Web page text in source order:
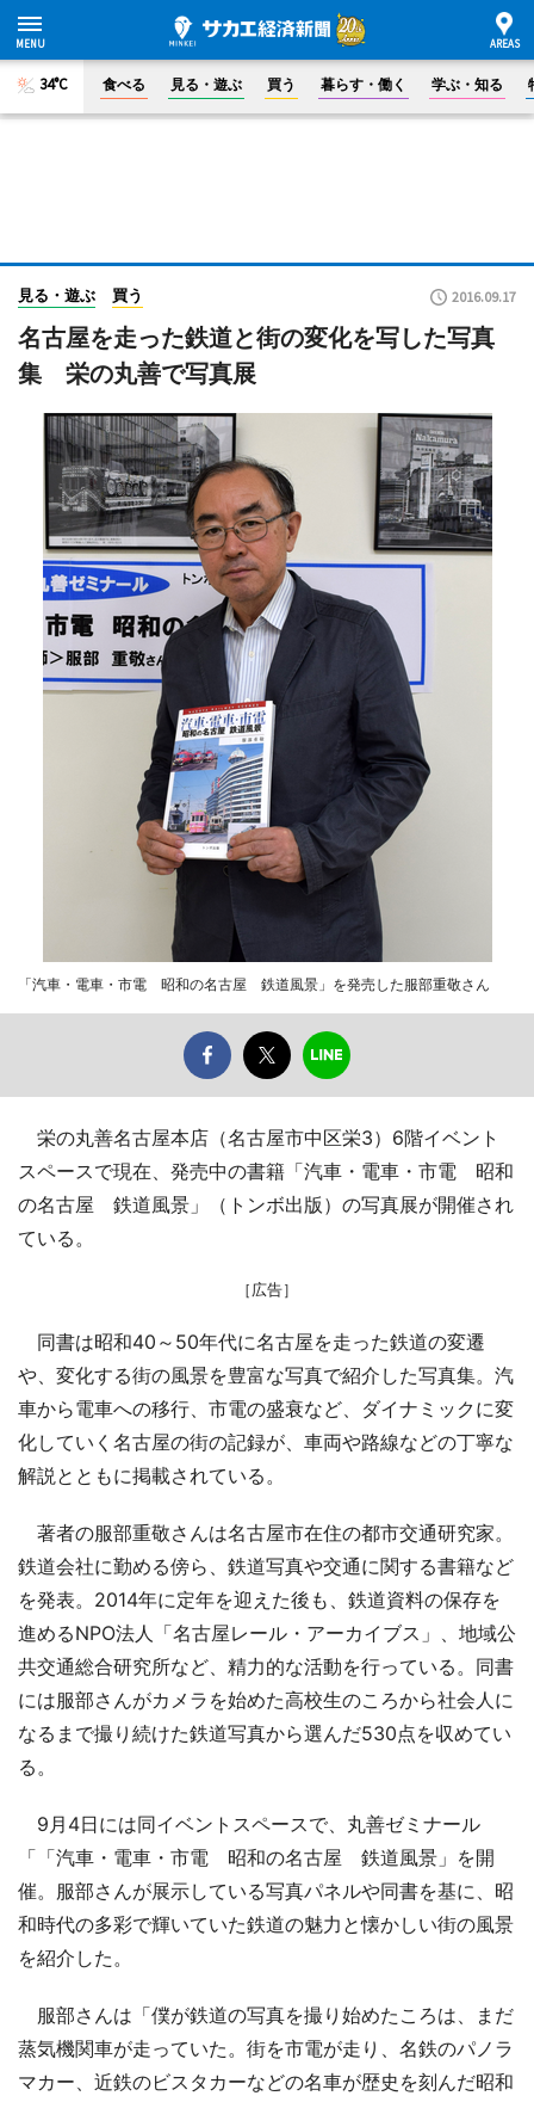
34°C 食べる 見る・遊ぶ 買う 暮らす・働く 学ぶ・知る
見る・遊ぶ 買う 2016.09.17
名古屋を走った鉄道と街の変化を写した写真
集 栄の丸善で写真展
「汽車・電車・市電 昭和の名古屋 鉄道風景」を発売した服部重敬さん
栄の丸善名古屋本店（名古屋市中区栄3）6階イベント
スペースで現在、発売中の書籍「汽車・電車・市電 昭和
の名古屋 鉄道風景」（トンボ出版）の写真展が開催され
ている。
［広告］
同書は昭和40～50年代に名古屋を走った鉄道の変遷
や、変化する街の風景を豊富な写真で紹介した写真集。汽
車から電車への移行、市電の盛衰など、ダイナミックに変
化していく名古屋の街の記録が、車両や路線などの丁寧な
解説とともに掲載されている。
著者の服部重敬さんは名古屋市在住の都市交通研究家。
鉄道会社に勤める傍ら、鉄道写真や交通に関する書籍など
を発表。2014年に定年を迎えた後も、鉄道資料の保存を
進めるNPO法人「名古屋レール・アーカイブス」、地域公
共交通総合研究所など、精力的な活動を行っている。同書
には服部さんがカメラを始めた高校生のころから社会人に
なるまで撮り続けた鉄道写真から選んだ530点を収めてい
る。
9月4日には同イベントスペースで、丸善ゼミナール
「「汽車・電車・市電 昭和の名古屋 鉄道風景」を開
催。服部さんが展示している写真パネルや同書を基に、昭
和時代の多彩で輝いていた鉄道の魅力と懐かしい街の風景
を紹介した。
服部さんは「僕が鉄道の写真を撮り始めたころは、まだ
蒸気機関車が走っていた。街を市電が走り、名鉄のパノラ
マカー、近鉄のビスタカーなどの名車が歴史を刻んだ昭和